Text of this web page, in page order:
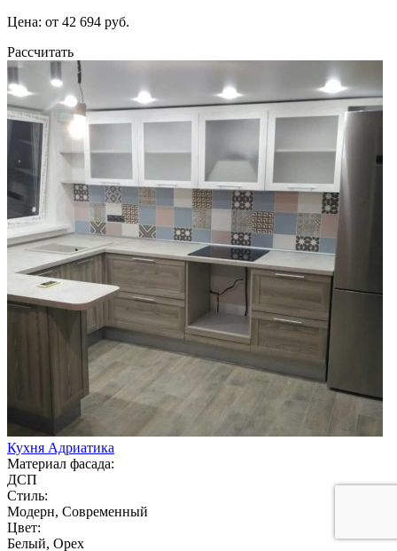
Цена: от 42 694 руб.
Рассчитать
Кухня Адриатика
Материал фасада:
ДСП
Стиль:
Модерн, Современный
Цвет:
Белый, Орех